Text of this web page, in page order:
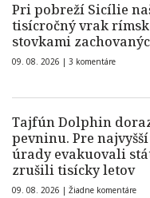
Pri pobreží Sicílie
tisícročný vrak
stovkami
09. 08. 2026 | 3 komentáre
Tajfún Dolphin
pevninu. Pre
úrady evakuovali
zrušili tisícky letov
09. 08. 2026 | Žiadne komentáre